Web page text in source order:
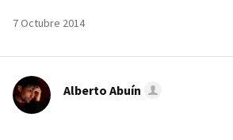
7 Octubre 2014
Alberto Abuín